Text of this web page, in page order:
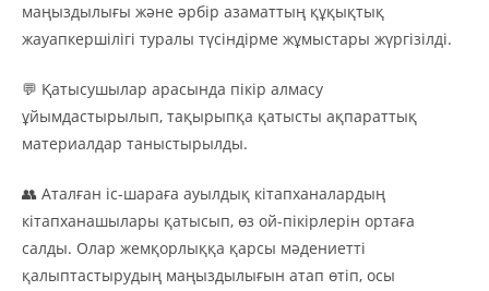
маңыздылығы және әрбір азаматтың құқықтық
жауапкершілігі туралы түсіндірме жұмыстары жүргізілді.
💬 Қатысушылар арасында пікір алмасу
ұйымдастырылып, тақырыпқа қатысты ақпараттық
материалдар таныстырылды.
👥 Аталған іс-шараға ауылдық кітапханалардың
кітапханашылары қатысып, өз ой-пікірлерін ортаға
салды. Олар жемқорлыққа қарсы мәдениетті
қалыптастырудың маңыздылығын атап өтіп, осы